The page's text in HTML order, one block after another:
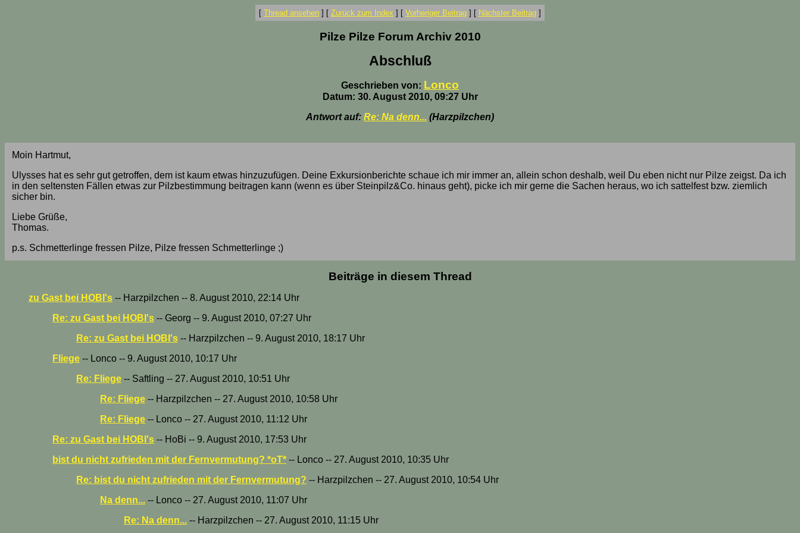
[ Thread ansehen ] [ Zurück zum Index ] [ Vorheriger Beitrag ] [ Nächster Beitrag ]
Pilze Pilze Forum Archiv 2010
Abschluß
Geschrieben von: Lonco
Datum: 30. August 2010, 09:27 Uhr
Antwort auf: Re: Na denn... (Harzpilzchen)
Moin Hartmut,
Ulysses hat es sehr gut getroffen, dem ist kaum etwas hinzuzufügen. Deine Exkursionberichte schaue ich mir immer an, allein schon deshalb, weil Du eben nicht nur Pilze zeigst. Da ich
in den seltensten Fällen etwas zur Pilzbestimmung beitragen kann (wenn es über Steinpilz&Co. hinaus geht), picke ich mir gerne die Sachen heraus, wo ich sattelfest bzw. ziemlich
sicher bin.
Liebe Grüße,
Thomas.
p.s. Schmetterlinge fressen Pilze, Pilze fressen Schmetterlinge ;)
Beiträge in diesem Thread
zu Gast bei HOBI's -- Harzpilzchen -- 8. August 2010, 22:14 Uhr
Re: zu Gast bei HOBI's -- Georg -- 9. August 2010, 07:27 Uhr
Re: zu Gast bei HOBI's -- Harzpilzchen -- 9. August 2010, 18:17 Uhr
Fliege -- Lonco -- 9. August 2010, 10:17 Uhr
Re: Fliege -- Saftling -- 27. August 2010, 10:51 Uhr
Re: Fliege -- Harzpilzchen -- 27. August 2010, 10:58 Uhr
Re: Fliege -- Lonco -- 27. August 2010, 11:12 Uhr
Re: zu Gast bei HOBI's -- HoBi -- 9. August 2010, 17:53 Uhr
bist du nicht zufrieden mit der Fernvermutung? *oT* -- Lonco -- 27. August 2010, 10:35 Uhr
Re: bist du nicht zufrieden mit der Fernvermutung? -- Harzpilzchen -- 27. August 2010, 10:54 Uhr
Na denn... -- Lonco -- 27. August 2010, 11:07 Uhr
Re: Na denn... -- Harzpilzchen -- 27. August 2010, 11:15 Uhr